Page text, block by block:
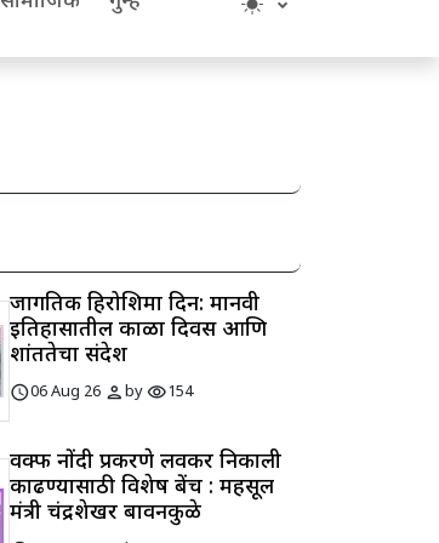
जागतिक हिरोशिमा दिन: मानवी
इतिहासातील काळा दिवस आणि
शांततेचा संदेश
schedule06 Aug 26 personbyvisibility154
वक्फ नोंदी प्रकरणे लवकर निकाली
काढण्यासाठी विशेष बेंच : महसूल
मंत्री चंद्रशेखर बावनकुळे